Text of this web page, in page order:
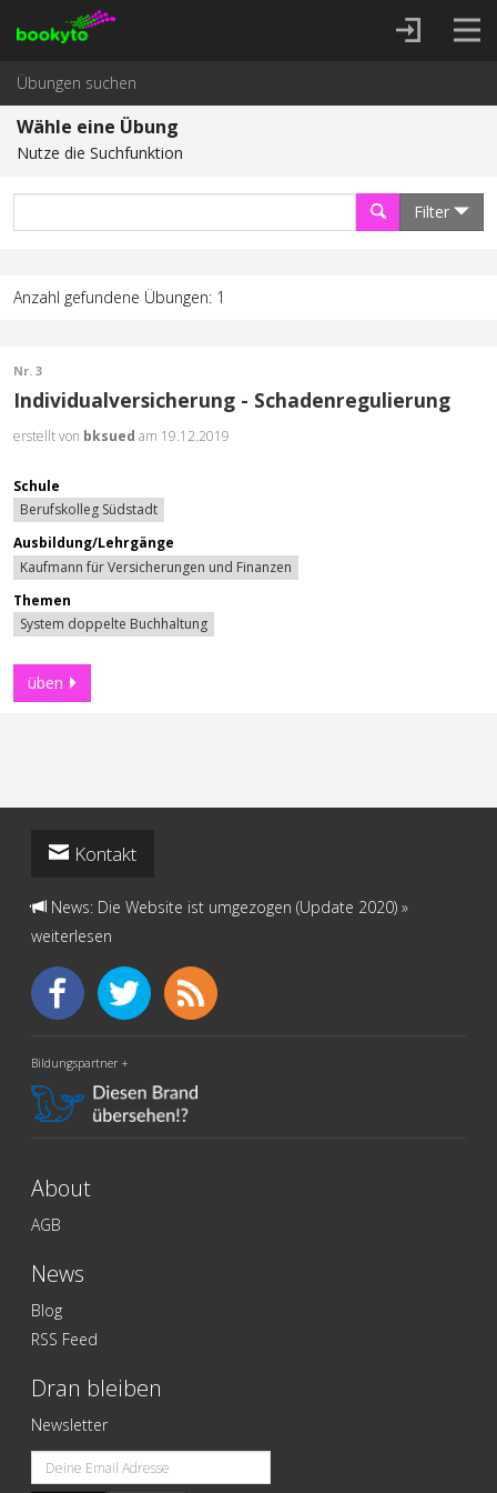
Übungen suchen
Wähle eine Übung
Nutze die Suchfunktion
Filter
Anzahl gefundene Übungen: 1
Nr. 3
Individualversicherung - Schadenregulierung
erstellt von bksued am 19.12.2019
Schule
Berufskolleg Südstadt
Ausbildung/Lehrgänge
Kaufmann für Versicherungen und Finanzen
Themen
System doppelte Buchhaltung
üben
Kontakt
News: Die Website ist umgezogen (Update 2020)»
weiterlesen
Bildungspartner +
About
AGB
News
Blog
RSS Feed
Dran bleiben
Newsletter
Email
address